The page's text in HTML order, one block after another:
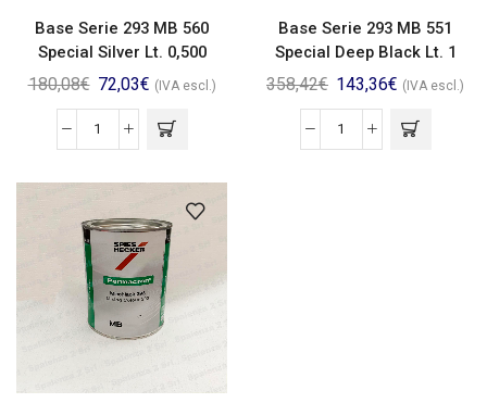
Base Serie 293 MB 560
Special Silver Lt. 0,500
180,08€ 72,03€ (IVA escl.)
Base Serie 293 MB 551
Special Deep Black Lt. 1
358,42€ 143,36€ (IVA escl.)